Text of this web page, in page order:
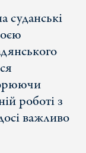
суданські
роботі з
важливо